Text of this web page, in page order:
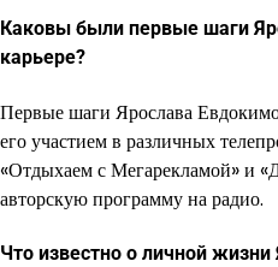
Каковы были первые шаги
карьере?
Первые шаги Ярослава
его участием в различных
«Отдыхаем с Мегарекламой» и
авторскую программу на радио.
Что известно о личной